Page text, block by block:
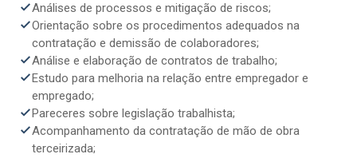
Análises de processos e mitigação de riscos;
Orientação sobre os procedimentos adequados na
contratação e demissão de colaboradores;
Análise e elaboração de contratos de trabalho;
Estudo para melhoria na relação entre empregador e
empregado;
Pareceres sobre legislação trabalhista;
Acompanhamento da contratação de mão de obra
terceirizada;